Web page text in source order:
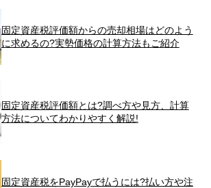
固定資産税評価額からの売却相場はどのよう
に求めるの?実勢価格の計算方法もご紹介
固定資産税評価額とは?調べ方や見方、計算
方法についてわかりやすく解説!
固定資産税をPayPayで払うには?払い方や注